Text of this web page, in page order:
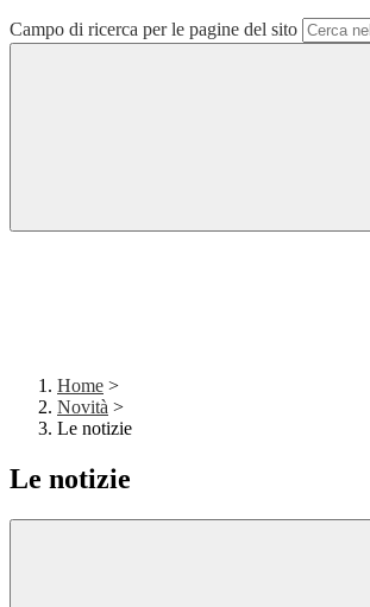
Campo di ricerca per le pagine del sito
Home >
Novità >
Le notizie
Le notizie